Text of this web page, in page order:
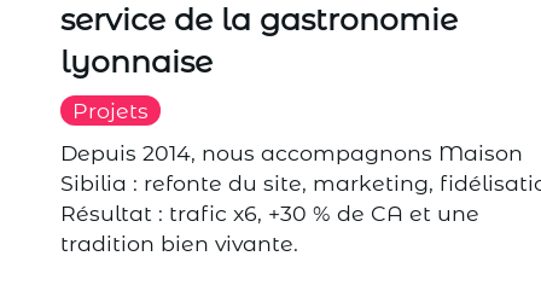
service de la gastronomie
lyonnaise
Projets
Depuis 2014, nous accompagnons Maison
Sibilia : refonte du site, marketing,
Résultat : trafic x6, +30 % de CA et une
tradition bien vivante.